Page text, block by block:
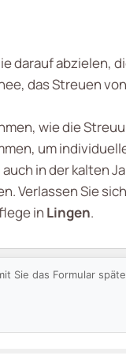
abzielen,
das Streuen
wie die
um
in der kalten
Verlassen Sie
in Lingen.
Sie das Formular